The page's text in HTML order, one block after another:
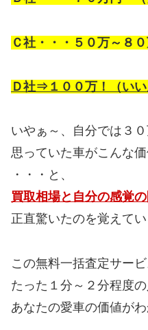
Ｃ社・・・５０万～８０
Ｄ社⇒１００万！（いい
いやぁ～、自分では３０
思っていた車がこんな
・・・と、
買取相場と自分の感覚の
正直驚いたのを覚えてい
この無料一括査定サービ
たった１分～２分程度
あなたの愛車の価値が